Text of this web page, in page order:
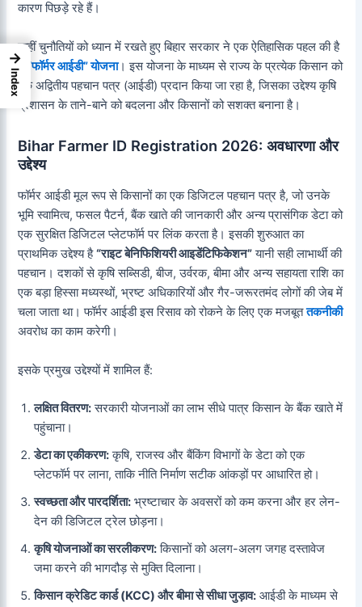
कारण पिछड़े रहे हैं।
इन्हीं चुनौतियों को ध्यान में रखते हुए बिहार सरकार ने एक ऐतिहासिक पहल की है
–
“फॉर्मर आईडी” योजना। इस योजना के माध्यम से राज्य के प्रत्येक किसान को
एक अद्वितीय पहचान पत्र (आईडी) प्रदान किया जा रहा है, जिसका उद्देश्य कृषि
प्रशासन के ताने-बाने को बदलना और किसानों को सशक्त बनाना है।
Bihar Farmer ID Registration 2026: अवधारणा और
उद्देश्य
फॉर्मर आईडी मूल रूप से किसानों का एक डिजिटल पहचान पत्र है, जो उनके
भूमि स्वामित्व, फसल पैटर्न, बैंक खाते की जानकारी और अन्य प्रासंगिक डेटा को
एक सुरक्षित डिजिटल प्लेटफॉर्म पर लिंक करता है। इसकी शुरुआत का
प्राथमिक उद्देश्य है“राइट बेनिफिशियरी आइडेंटिफिकेशन”यानी सही लाभार्थी की
पहचान। दशकों से कृषि सब्सिडी, बीज, उर्वरक, बीमा और अन्य सहायता राशि का
एक बड़ा हिस्सा मध्यस्थों, भ्रष्ट अधिकारियों और गैर-जरूरतमंद लोगों की जेब में
चला जाता था। फॉर्मर आईडी इस रिसाव को रोकने के लिए एक मजबूततकनीकी
अवरोध का काम करेगी।
इसके प्रमुख उद्देश्यों में शामिल हैं:
लक्षित वितरण:सरकारी योजनाओं का लाभ सीधे पात्र किसान के बैंक खाते में
पहुंचाना।
डेटा का एकीकरण:कृषि, राजस्व और बैंकिंग विभागों के डेटा को एक
प्लेटफॉर्म पर लाना, ताकि नीति निर्माण सटीक आंकड़ों पर आधारित हो।
स्वच्छता और पारदर्शिता: भ्रष्टाचार के अवसरों को कम करना और हर लेन-
देन की डिजिटल ट्रेल छोड़ना।
कृषि योजनाओं का सरलीकरण:किसानों को अलग-अलग जगह दस्तावेज
जमा करने की भागदौड़ से मुक्ति दिलाना।
किसान क्रेडिट कार्ड (KCC) और बीमा से सीधा जुड़ाव: आईडी के माध्यम से
→
Index